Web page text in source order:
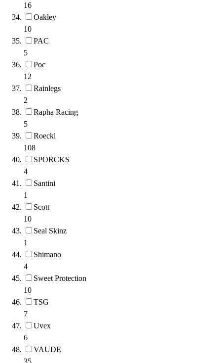
16
Oakley
10
PAC
5
Poc
12
Rainlegs
2
Rapha Racing
5
Roeckl
108
SPORCKS
4
Santini
1
Scott
10
Seal Skinz
1
Shimano
4
Sweet Protection
10
TSG
7
Uvex
6
VAUDE
35